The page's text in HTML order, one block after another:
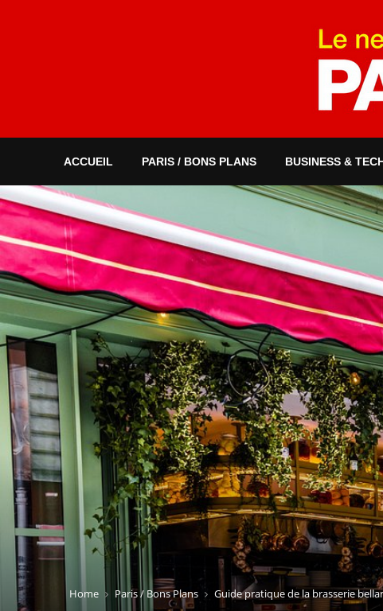
ACCUEIL PARIS / BONS PLANS BUSINESS &
Home Paris / Bons Plans Guide pratique de la brasserie